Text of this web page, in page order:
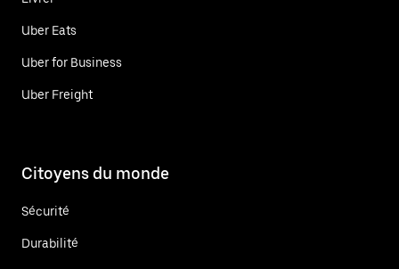
Uber Eats
Uber for Business
Uber Freight
Citoyens du monde
Sécurité
Durabilité